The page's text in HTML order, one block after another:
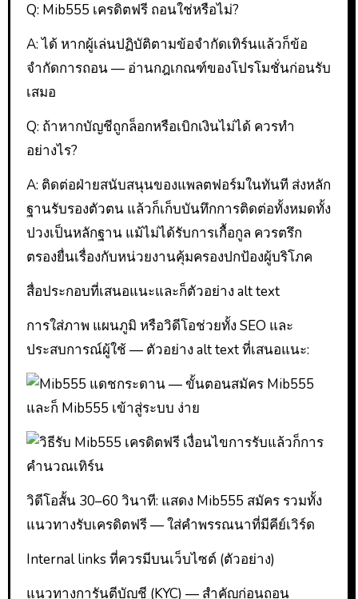
Q: Mib555 เครดิตฟรี ถอนใช่หรือไม่?
A: ได้ หากผู้เล่นปฏิบัติตามข้อจำกัดเทิร์นแล้วก็ข้อ
จำกัดการถอน — อ่านกฎเกณฑ์ของโปรโมชั่นก่อนรับ
เสมอ
Q: ถ้าหากบัญชีถูกล็อกหรือเบิกเงินไม่ได้ ควรทำ
อย่างไร?
A: ติดต่อฝ่ายสนับสนุนของแพลตฟอร์มในทันที ส่งหลัก
ฐานรับรองตัวตน แล้วก็เก็บบันทึกการติดต่อทั้งหมดทั้ง
ปวงเป็นหลักฐาน แม้ไม่ได้รับการเกื้อกูล ควรตรึก
ตรองยื่นเรื่องกับหน่วยงานคุ้มครองปกป้องผู้บริโภค
สื่อประกอบที่เสนอแนะและก็ตัวอย่าง alt text
การใส่ภาพ แผนภูมิ หรือวิดีโอช่วยทั้ง SEO และ
ประสบการณ์ผู้ใช้ — ตัวอย่าง alt text ที่เสนอแนะ:
วิดีโอสั้น 30–60 วินาที: แสดง Mib555 สมัคร รวมทั้ง
แนวทางรับเครดิตฟรี — ใส่คำพรรณนาที่มีคีย์เวิร์ด
Internal links ที่ควรมีบนเว็บไซต์ (ตัวอย่าง)
แนวทางการันตีบัญชี (KYC) — สำคัญก่อนถอน